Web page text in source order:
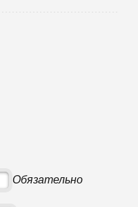
Обязательно